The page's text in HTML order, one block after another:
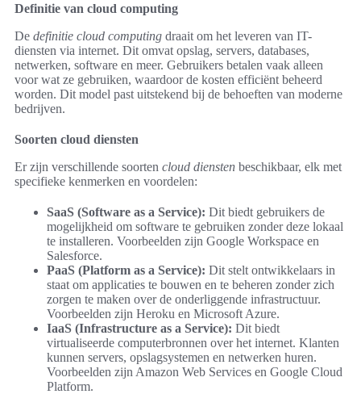
Definitie van cloud computing
De definitie cloud computing draait om het leveren van IT-
diensten via internet. Dit omvat opslag, servers, databases,
netwerken, software en meer. Gebruikers betalen vaak alleen
voor wat ze gebruiken, waardoor de kosten efficiënt beheerd
worden. Dit model past uitstekend bij de behoeften van moderne
bedrijven.
Soorten cloud diensten
Er zijn verschillende soorten cloud diensten beschikbaar, elk met
specifieke kenmerken en voordelen:
SaaS (Software as a Service): Dit biedt gebruikers de
mogelijkheid om software te gebruiken zonder deze lokaal
te installeren. Voorbeelden zijn Google Workspace en
Salesforce.
PaaS (Platform as a Service): Dit stelt ontwikkelaars in
staat om applicaties te bouwen en te beheren zonder zich
zorgen te maken over de onderliggende infrastructuur.
Voorbeelden zijn Heroku en Microsoft Azure.
IaaS (Infrastructure as a Service): Dit biedt
virtualiseerde computerbronnen over het internet. Klanten
kunnen servers, opslagsystemen en netwerken huren.
Voorbeelden zijn Amazon Web Services en Google Cloud
Platform.